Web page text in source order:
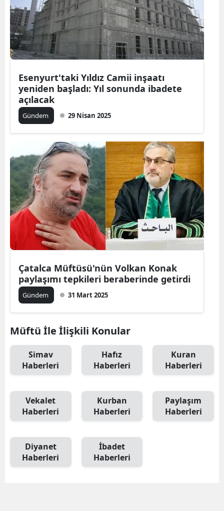
Esenyurt'taki Yıldız Camii inşaatı
yeniden başladı: Yıl sonunda ibadete
açılacak
Gündem 29 Nisan 2025
Çatalca Müftüsü'nün Volkan Konak
paylaşımı tepkileri beraberinde getirdi
Gündem 31 Mart 2025
Müftü İle İlişkili Konular
Simav
Haberleri
Hafız
Haberleri
Kuran
Haberleri
Vekalet
Haberleri
Kurban
Haberleri
Paylaşım
Haberleri
Diyanet
Haberleri
İbadet
Haberleri